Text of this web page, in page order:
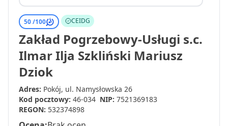
50 /100 CEIDG
Zakład Pogrzebowy-Usługi s.c.
Ilmar Ilja Szkliński Mariusz
Dziok
Adres: Pokój, ul. Namysłowska 26
Kod pocztowy: 46-034 NIP: 7521369183
REGON: 532374898